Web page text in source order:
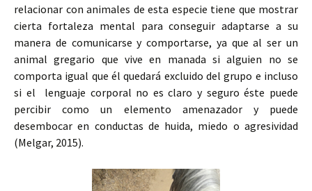
relacionar con animales de esta especie tiene que mostrar
cierta fortaleza mental para conseguir adaptarse a su
manera de comunicarse y comportarse, ya que al ser un
animal gregario que vive en manada si alguien no se
comporta igual que él quedará excluido del grupo e incluso
si el lenguaje corporal no es claro y seguro éste puede
percibir como un elemento amenazador y puede
desembocar en conductas de huida, miedo o agresividad
(Melgar, 2015).